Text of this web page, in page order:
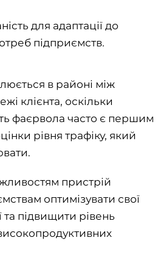
для адаптації до
підприємств.
в районі між
клієнта, оскільки
фаєрвола часто є першим
рівня трафіку, який
пристрій
оптимізувати свої
підвищити рівень